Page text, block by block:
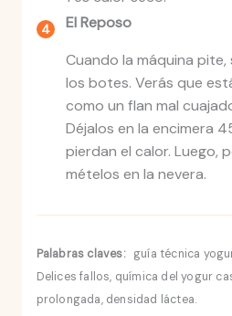
El Reposo
Cuando la máquina
los botes. Verás que
como un flan mal
Déjalos en la encimera
pierdan el calor. Luego,
mételos en la nevera.
Palabras claves: guía técnica
Delices fallos, química del yogur
prolongada, densidad láctea.